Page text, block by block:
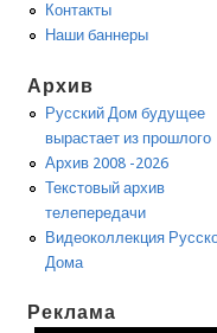
Контакты
Наши баннеры
Архив
Русский Дом будущее
вырастает из прошлого
Архив 2008 -2026
Текстовый архив
телепередачи
Видеоколлекция
Дома
Реклама